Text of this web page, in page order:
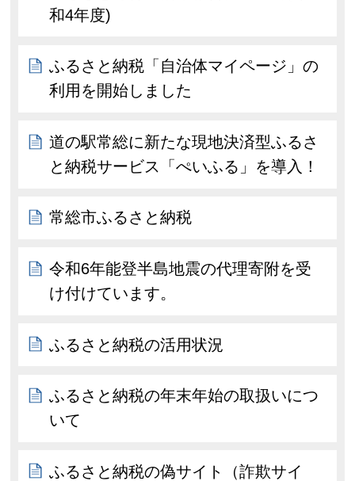
和4年度)
ふるさと納税「自治体マイページ」の
利用を開始しました
道の駅常総に新たな現地決済型ふるさ
と納税サービス「ぺいふる」を導入！
常総市ふるさと納税
令和6年能登半島地震の代理寄附を受
け付けています。
ふるさと納税の活用状況
ふるさと納税の年末年始の取扱いにつ
いて
ふるさと納税の偽サイト（詐欺サイ